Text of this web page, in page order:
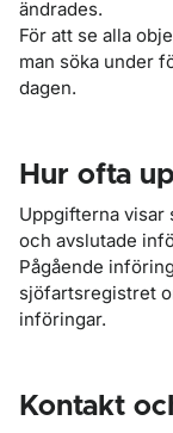
ändrades.
För att se alla
man söka under
dagen.
Hur ofta
Uppgifterna visar
och avslutade
Pågående
sjöfartsregistret
införingar.
Kontakt